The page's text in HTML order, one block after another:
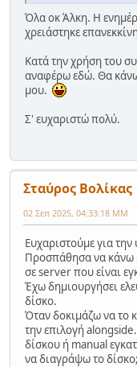
Όλα οκ Άλκη. Η
χρειάστηκε
Κατά την χρήση του
αναφέρω εδώ. Θα
μου.
Σ' ευχαριστώ πολύ.
Σταύρος Βολίκας
02 Σεπ 2025, 04:33:18 ΜΜ
Ευχαριστούμε για
Προσπάθησα να κάνω
σε server που είναι
Έχω δημιουργήσει
δίσκο.
Όταν δοκιμάζω να το
την επιλογή
δίσκου ή manual
να διαγράψω το δίσκο;